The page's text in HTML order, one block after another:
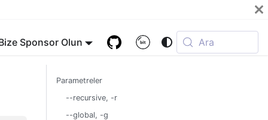
Sponsor Olun Ara
Parametreler
--recursive, -r
--global, -g